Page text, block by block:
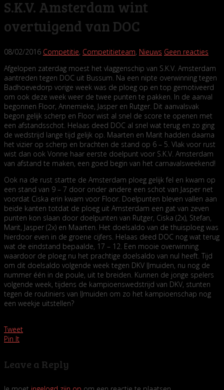
S.K.V. Amsterdam wint
overtuigend van DOC
08/02/2016 Competitie, Competitieteam, Nieuws Geen reacties
Afgelopen zaterdag moest het vlaggenschip van S.K.V. Amsterdam
aantreden tegen DOC uit Bussum. Na een nipte overwinning tegen
Badhoevedorp vorige week was de ploeg op en top gemotiveerd
om ook deze week weer de twee punten te pakken. In de aanval
begonnen Floor, Annemieke, Jasper en Rutger. Dit aanvalsvak
begon gelijk scherp en Floor wist al snel de score te openen met
een afstandsschot. Helaas deed DOC al snel wat terug en zo ging
de wedstrijd lange tijd gelijk op. Maarten en Marit hadden daarna
het vizier op scherp en brachten de stand op 6 – 5. Vlak voor rust
wist dan ook Vonne haar eerste doelpunt voor S.K.V. Amsterdam
van afstand te maken, een goed begin van het carnavalsweekend!
Ook na de rust startte de Amsterdam ploeg gelijk fel en kwam op
een stand van 9 – 7 door onder andere een schot van Jasper net
voordat Ciska erin kwam voor Floor. Doelpunten bleven vallen aan
beide kanten totdat de ploeg uit Amsterdam een gat van zeven
punten kon slaan door doelpunten van Rutger, Ciska (2x), Stefan,
Marit, Jasper (2x) en Maarten. Het doelsaldo van de thuisploeg was
hierdoor even in de groene cijfers. Helaas deed DOC nog wat terug
wat de eindstand bepaalde, 17 – 12. Een mooie overwinning
waardoor de ploeg nu het prachtige doelsaldo van nul heeft. Tijd
om dit doelsaldo volgende week tegen DKV IJmuiden, nu nog de
nummer één in de poule, uit te breiden. Kunnen de jonge spelers
volgende week, tijdens de kampioenswedstrijd van DKV, stunten
tegen de routiniers van IJmuiden om zo het kampioenschap nog
een weekje uitstellen?
Tweet
Pin It
Leave a Reply